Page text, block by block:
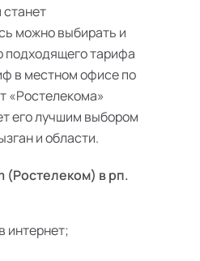
можно выбирать и
подходящего тарифа
в местном офисе по
«Ростелекома»
его лучшим выбором
и области.
(Ростелеком) в рп.
интернет;